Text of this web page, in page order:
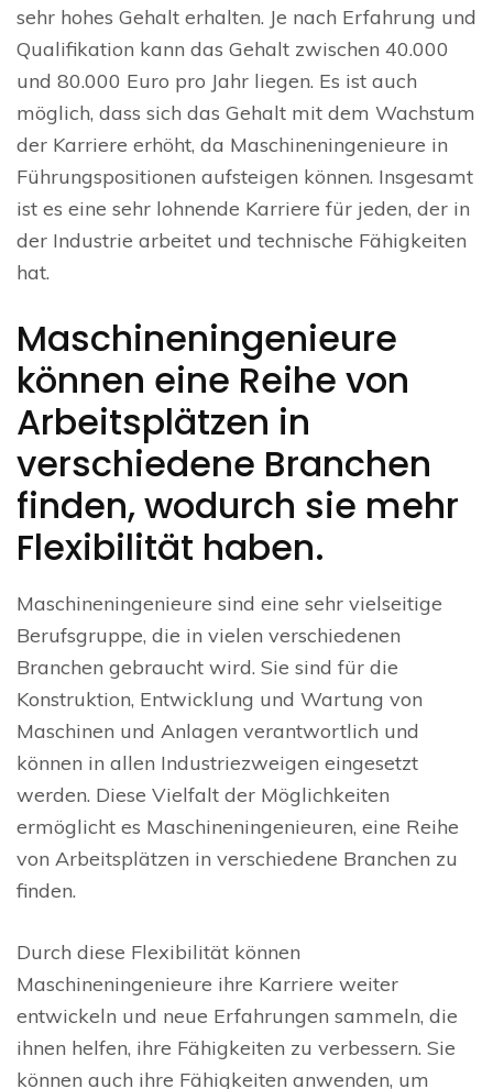
sehr hohes Gehalt erhalten. Je nach Erfahrung und
Qualifikation kann das Gehalt zwischen 40.000
und 80.000 Euro pro Jahr liegen. Es ist auch
möglich, dass sich das Gehalt mit dem Wachstum
der Karriere erhöht, da Maschineningenieure in
Führungspositionen aufsteigen können. Insgesamt
ist es eine sehr lohnende Karriere für jeden, der in
der Industrie arbeitet und technische Fähigkeiten
hat.
Maschineningenieure
können eine Reihe von
Arbeitsplätzen in
verschiedene Branchen
finden, wodurch sie mehr
Flexibilität haben.
Maschineningenieure sind eine sehr vielseitige
Berufsgruppe, die in vielen verschiedenen
Branchen gebraucht wird. Sie sind für die
Konstruktion, Entwicklung und Wartung von
Maschinen und Anlagen verantwortlich und
können in allen Industriezweigen eingesetzt
werden. Diese Vielfalt der Möglichkeiten
ermöglicht es Maschineningenieuren, eine Reihe
von Arbeitsplätzen in verschiedene Branchen zu
finden.
Durch diese Flexibilität können
Maschineningenieure ihre Karriere weiter
entwickeln und neue Erfahrungen sammeln, die
ihnen helfen, ihre Fähigkeiten zu verbessern. Sie
können auch ihre Fähigkeiten anwenden, um